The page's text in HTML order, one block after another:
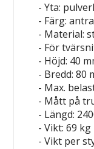
- Yta:
- Färg:
- Material:
- För
- Höjd: 40
- Bredd: 80
- Max.
- Mått på
- Längd:
- Vikt: 69 kg
- Vikt per